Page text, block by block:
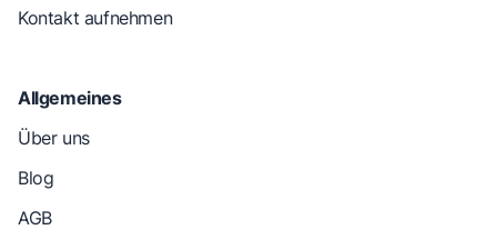
Kontakt aufnehmen
Allgemeines
Über uns
Blog
AGB